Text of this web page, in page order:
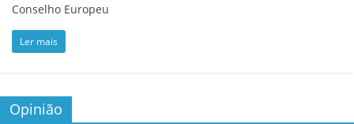
Conselho Europeu
Ler mais
Opinião